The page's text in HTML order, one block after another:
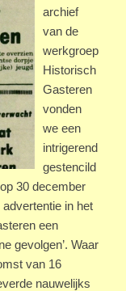
archief
van de
werkgroep
Historisch
Gasteren
vonden
we een
intrigerend
gestencild
30 december
in het
een
gevolgen’. Waar
van 16
nauwelijks